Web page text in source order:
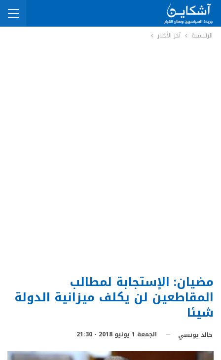
الرئيسية آخر الأخبار
مضيان: الإستجابة لمطالب
المقاطعين لن يكلف ميزانية الدولة
شيئا
خالد يونسي الجمعة 1 يونيو 2018 - 21:30